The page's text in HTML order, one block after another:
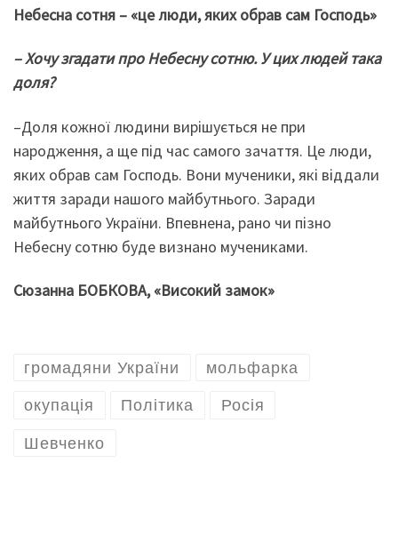
Небесна сотня – «це люди, яких обрав сам Господь»
–Хочу згадати про Небесну сотню. У цих людей така
доля?
–Доля кожної людини вирішується не при
народження, а ще під час самого зачаття. Це люди,
яких обрав сам Господь. Вони мученики, які віддали
життя заради нашого майбутнього. Заради
майбутнього України. Впевнена, рано чи пізно
Небесну сотню буде визнано мучениками.
Сюзанна БОБКОВА, «Високий замок»
громадяни України мольфарка
окупація Політика Росія
Шевченко